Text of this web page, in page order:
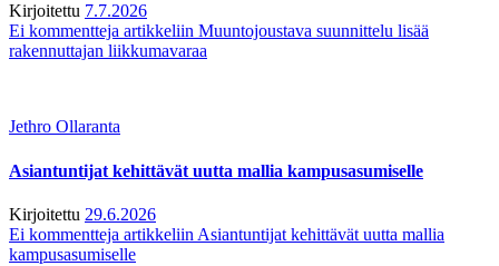
Kirjoitettu 7.7.2026
Ei kommentteja artikkeliin Muuntojoustava suunnittelu lisää
rakennuttajan liikkumavaraa
Jethro Ollaranta
Asiantuntijat kehittävät uutta mallia kampusasumiselle
Kirjoitettu 29.6.2026
Ei kommentteja artikkeliin Asiantuntijat kehittävät uutta mallia
kampusasumiselle